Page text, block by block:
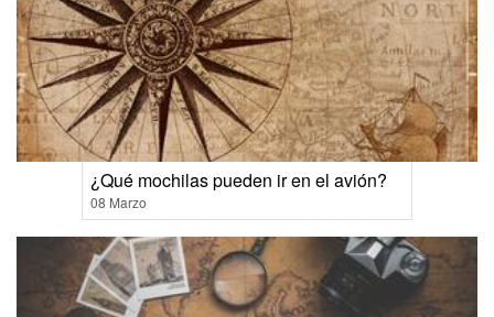
¿Qué mochilas pueden ir en el avión?
08 Marzo